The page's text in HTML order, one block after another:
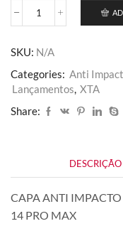
IPHONE
MAX
quantidade
SKU: N/A
Categories: Anti
Lançamentos, XTA
Share:
DESCRIÇÃO
CAPA ANTI
14 PRO MAX